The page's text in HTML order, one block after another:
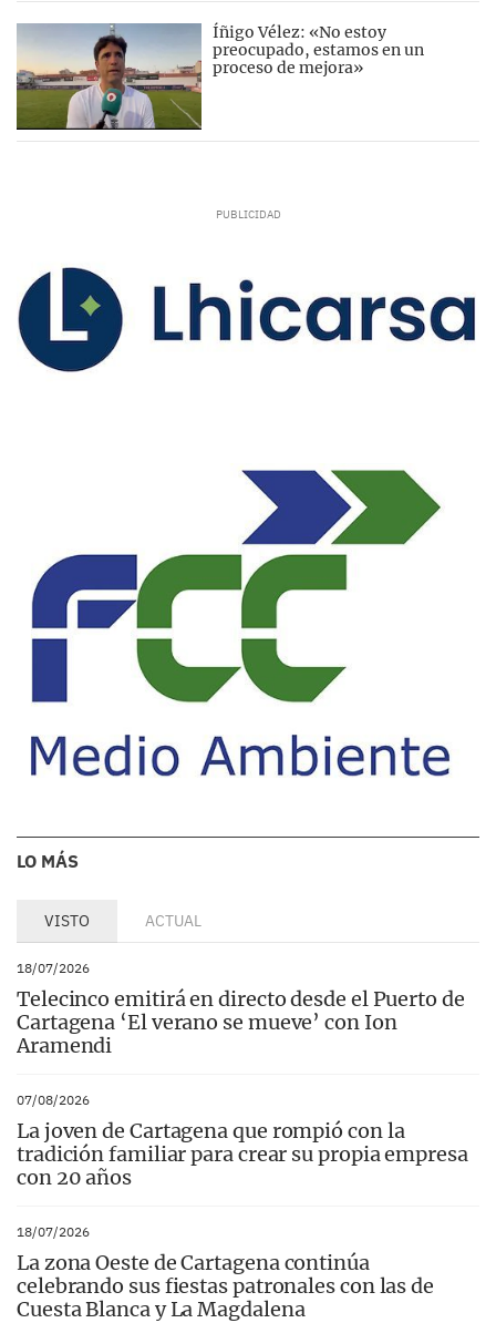
Íñigo Vélez: «No estoy
preocupado, estamos en un
proceso de mejora»
LO MÁS
VISTO ACTUAL
18/07/2026
Telecinco emitirá en directo desde el Puerto de
Cartagena ‘El verano se mueve’ con Ion
Aramendi
07/08/2026
La joven de Cartagena que rompió con la
tradición familiar para crear su propia empresa
con 20 años
18/07/2026
La zona Oeste de Cartagena continúa
celebrando sus fiestas patronales con las de
Cuesta Blanca y La Magdalena